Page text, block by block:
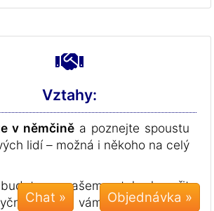
Vztahy:
v němčině a poznejte spoustu
lidí – možná i někoho na celý
ve vašem vztahu hovořit
bude vámchybět vaše
Chat »